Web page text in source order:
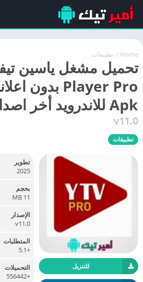
Home
/ تطبيقات
Apk للاندرويد أخر اصدار مجانا
v11.0
تطبيقات
للتنزيل
تطوير
2025
بحجم
11 MB
الإصدار
v11.0
المتطلبات
+5.1
التحميلات
+556442